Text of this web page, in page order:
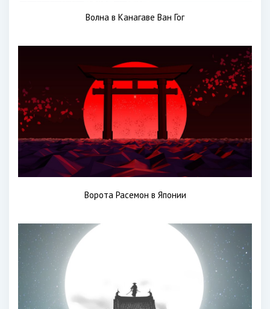
Волна в Канагаве Ван Гог
Ворота Расемон в Японии